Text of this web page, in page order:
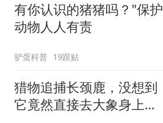
有你认识的猪猪吗？"保护
动物人人有责
驴蛋科普 19跟贴
猎物追捕长颈鹿，没想到
它竟然直接去大象身上